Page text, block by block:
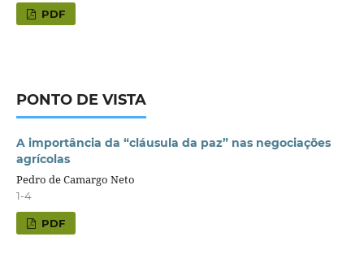
PDF
PONTO DE VISTA
A importância da “cláusula da paz” nas negociações
agrícolas
Pedro de Camargo Neto
1-4
PDF